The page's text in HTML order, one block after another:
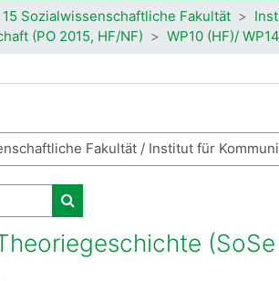
15 Sozialwissenschaftliche Fakultät
(PO 2015, HF/NF)
WP10 (HF)/
Cerca corsi